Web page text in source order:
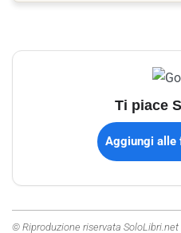
Ti piace
Aggiungi alle
© Riproduzione riservata SoloLibri.net